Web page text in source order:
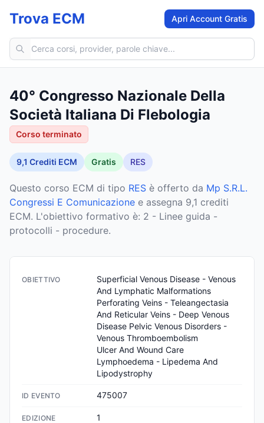
Trova ECM Apri Account Gratis
Cerca corsi ECM
40° Congresso Nazionale Della
Società Italiana Di Flebologia
Corso terminato
9,1 Crediti ECM Gratis RES
Questo corso ECM di tipo RES è offerto da Mp S.R.L.
Congressi E Comunicazione e assegna 9,1 crediti
ECM. L'obiettivo formativo è: 2 - Linee guida -
protocolli - procedure.
OBIETTIVO
Superficial Venous Disease - Venous
And Lymphatic Malformations
Perforating Veins - Teleangectasia
And Reticular Veins - Deep Venous
Disease Pelvic Venous Disorders -
Venous Thromboembolism
Ulcer And Wound Care
Lymphoedema - Lipedema And
Lipodystrophy
ID EVENTO 475007
EDIZIONE 1